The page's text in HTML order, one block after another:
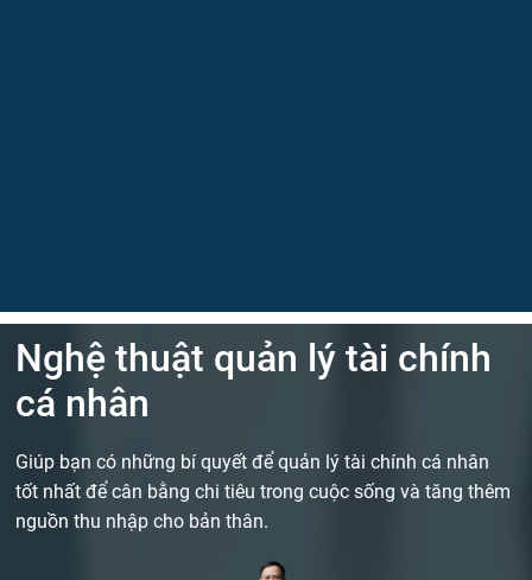
Nghệ thuật quản lý tài chính
cá nhân
Giúp bạn có những bí quyết để quản lý tài chính cá nhân
tốt nhất để cân bằng chi tiêu trong cuộc sống và tăng thêm
nguồn thu nhập cho bản thân.